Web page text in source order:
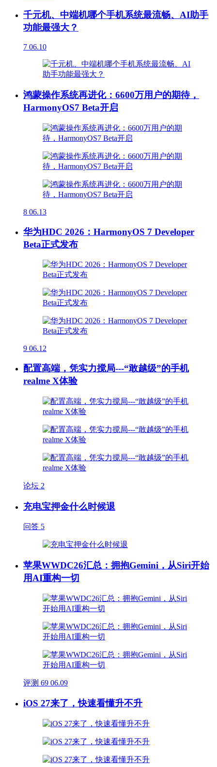
千元机、中端机哪个手机系统最流畅、AI助手
功能最强大？
7 06.10
鸿蒙操作系统再进化：6600万用户的期待，
HarmonyOS7 Beta开启
8 06.13
华为HDC 2026：HarmonyOS 7 Developer
Beta正式发布
9 06.12
配置高端，凭实力搅局---“敢越级”的手机
realme X体验
论坛 2
充电宝押金什么时候退
问答 5
苹果WWDC26汇总：拥抱Gemini，从Siri开始
用AI重构一切
评测 69 06.09
iOS 27来了，快速看懂升不升